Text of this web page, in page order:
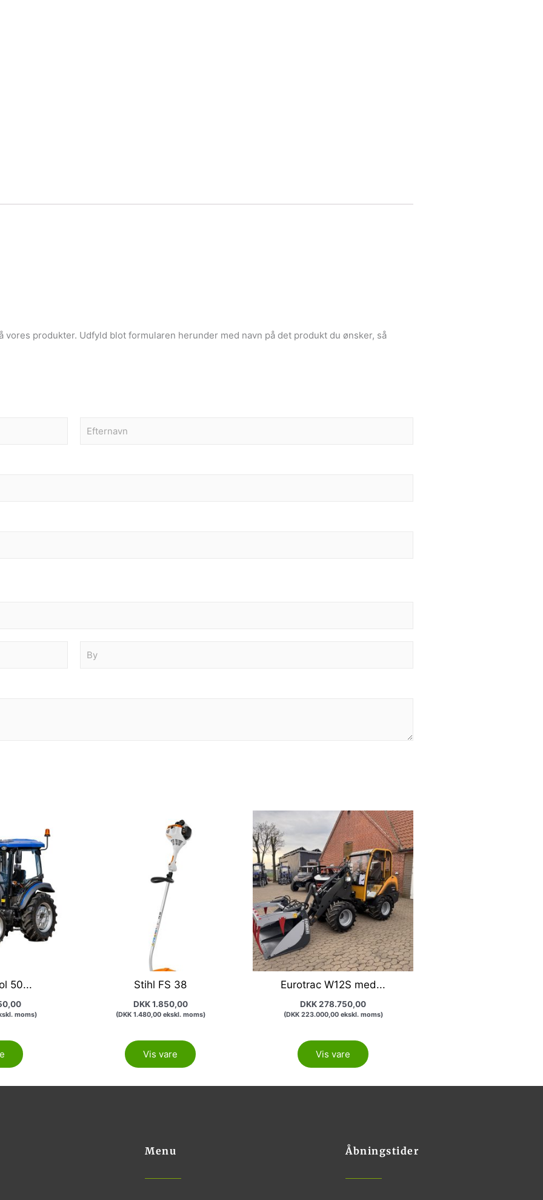
produkter. Udfyld blot formularen herunder med navn på det produkt du ønsker, så
50...
moms)
Stihl FS 38
DKK1.850,00
(DKK1.480,00ekskl. moms)
Vis vare
Eurotrac W12S med...
DKK278.750,00
(DKK223.000,00ekskl. moms)
Vis vare
Menu Åbningstider